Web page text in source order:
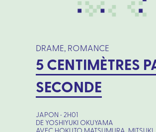
DRAME, ROMANCE
5 CENTIMÈTRES
SECONDE
JAPON • 2H01
DE YOSHIYUKI OKUYAMA
AVEC HOKUTO MATSUMURA, MITSUKI